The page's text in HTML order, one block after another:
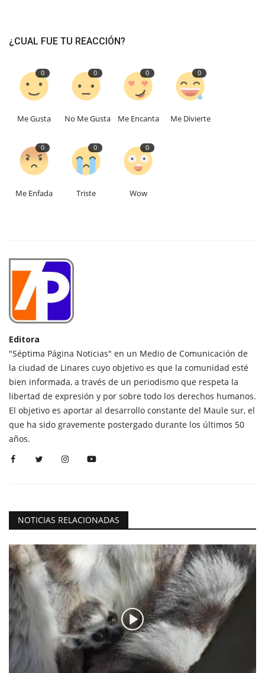
¿CUAL FUE TU REACCIÓN?
0
Me Gusta
0
No Me Gusta
0
Me Encanta
0
Me Divierte
0
Me Enfada
0
Triste
0
Wow
Editora
"Séptima Página Noticias" en un Medio de Comunicación de
la ciudad de Linares cuyo objetivo es que la comunidad esté
bien informada, a través de un periodismo que respeta la
libertad de expresión y por sobre todo los derechos humanos.
El objetivo es aportar al desarrollo constante del Maule sur, el
que ha sido gravemente postergado durante los últimos 50
años.
NOTICIAS RELACIONADAS